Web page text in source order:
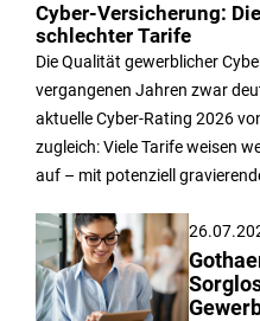
Cyber-Versicherung:
schlechter Tarife
Die Qualität gewerblicher
vergangenen Jahren zwar
aktuelle Cyber-Rating 2026
zugleich: Viele Tarife weisen
auf – mit potenziell